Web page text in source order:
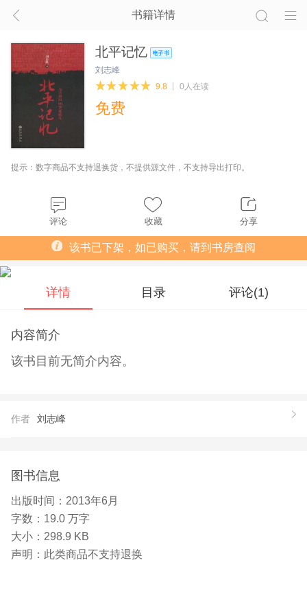
书籍详情
北平记忆
刘志峰
9.8
0人在读
免费
提示：数字商品不支持退换货，不提供源文件，不支持导出打印。
评论 收藏 分享
该书已下架，如已购买，请到书房查阅
详情 目录 评论(1)
内容简介
该书目前无简介内容。
作者 刘志峰
图书信息
出版时间： 2013年6月
字数： 19.0 万字
大小： 298.9 KB
声明： 此类商品不支持退换